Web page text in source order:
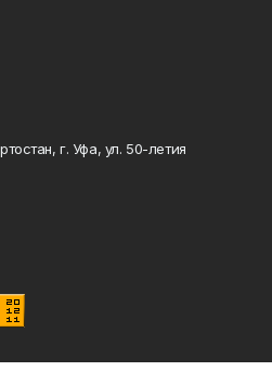
г. Уфа, ул. 50-летия